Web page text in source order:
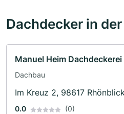
Dachdecker in
Manuel Heim Dachdeckerei
Dachbau
Im Kreuz 2, 98617
0.0 (0)